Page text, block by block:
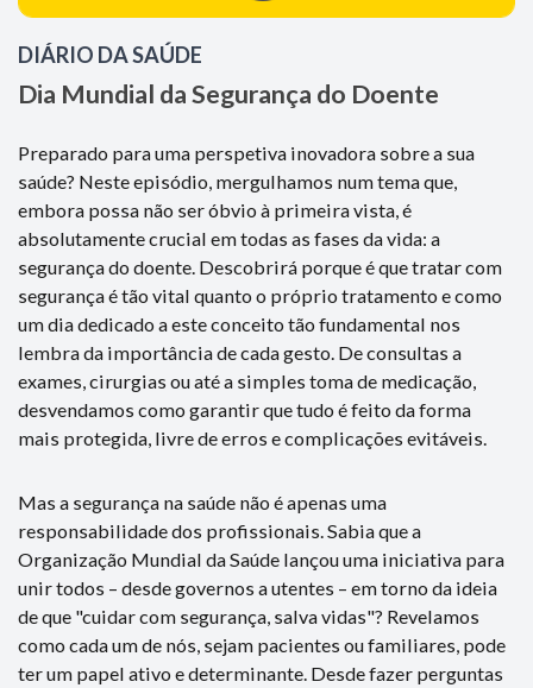
DIÁRIO DA SAÚDE
Dia Mundial da Segurança do Doente
Preparado para uma perspetiva inovadora sobre a sua
saúde? Neste episódio, mergulhamos num tema que,
embora possa não ser óbvio à primeira vista, é
absolutamente crucial em todas as fases da vida: a
segurança do doente. Descobrirá porque é que tratar com
segurança é tão vital quanto o próprio tratamento e como
um dia dedicado a este conceito tão fundamental nos
lembra da importância de cada gesto. De consultas a
exames, cirurgias ou até a simples toma de medicação,
desvendamos como garantir que tudo é feito da forma
mais protegida, livre de erros e complicações evitáveis.
Mas a segurança na saúde não é apenas uma
responsabilidade dos profissionais. Sabia que a
Organização Mundial da Saúde lançou uma iniciativa para
unir todos – desde governos a utentes – em torno da ideia
de que "cuidar com segurança, salva vidas"? Revelamos
como cada um de nós, sejam pacientes ou familiares, pode
ter um papel ativo e determinante. Desde fazer perguntas